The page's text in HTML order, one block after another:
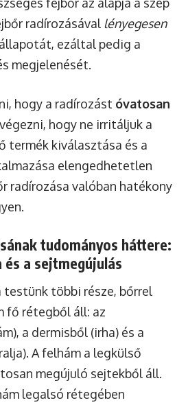
radírozásával lényegesen
ezáltal pedig a
megjelenését.
hogy a radírozást óvatosan
hogy ne irritáljuk a
termék kiválasztása és a
elengedhetetlen
radírozása valóban hatékony
tudományos háttere:
a sejtmegújulás
testünk többi része, bőrrel
fő rétegből áll: az
a dermisből (irha) és a
A felhám a legkülső
megújuló sejtekből áll.
legalsó rétegében